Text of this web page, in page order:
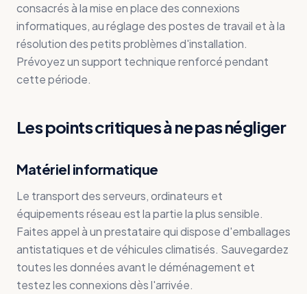
consacrés à la mise en place des connexions
informatiques, au réglage des postes de travail et à la
résolution des petits problèmes d'installation.
Prévoyez un support technique renforcé pendant
cette période.
Les points critiques à ne pas négliger
Matériel informatique
Le transport des serveurs, ordinateurs et
équipements réseau est la partie la plus sensible.
Faites appel à un prestataire qui dispose d'emballages
antistatiques et de véhicules climatisés. Sauvegardez
toutes les données avant le déménagement et
testez les connexions dès l'arrivée.